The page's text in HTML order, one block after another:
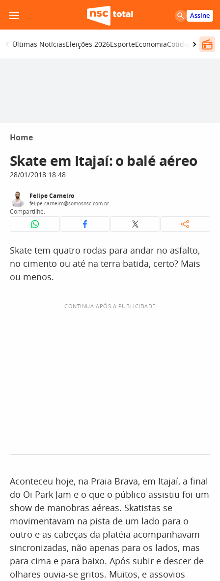
para
o
conteúdo
Assine
Últimas NotíciasEleições 2026EsporteEconomiaCotidiano
Home
Skate em Itajaí: o balé aéreo
28/01/2018 18:48
Felipe Carneiro
felipe.carneiro@somosnsc.com.br
Compartilhe:
Skate tem quatro rodas para andar no asfalto,
no cimento ou até na terra batida, certo? Mais
ou menos.
CONTINUA APÓS A PUBLICIDADE
Aconteceu hoje, na Praia Brava, em Itajaí, a final
do Oi Park Jam e o que o público assistiu foi um
show de manobras aéreas. Skatistas se
movimentavam na pista de um lado para o
outro e as cabeças da platéia acompanhavam
sincronizadas, não apenas para os lados, mas
para cima e para baixo. Após subir e descer de
olhares ouvia-se gritos. Muitos, e assovios